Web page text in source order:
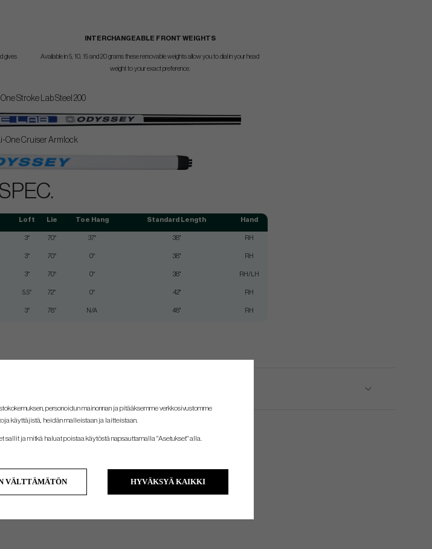
gives
INTERCHANGEABLE FRONT WEIGHTS
Available in 5, 10, 15 and 20 grams these removable weights allow you to dial in your head
weight to your exact preference.
Stroke Lab Steel 200
One Cruiser Armlock
Loft Lie Toe Hang Standard Length Hand
3° 70° 37° 38" RH
3° 70° 0° 38" RH
3° 70° 0° 38" RH/LH
5.5° 72° 0° 42" RH
3° 78° N/A 48" RH
personoidun mainonnan ja pitääksemme verkkosivustomme
käyttäjistä, heidän malleistaan ​​ja laitteistaan.
sallit ja mitkä haluat poistaa käytöstä napsauttamalla "Asetukset" alla.
VÄLTTÄMÄTÖN HYVÄKSYÄ KAIKKI